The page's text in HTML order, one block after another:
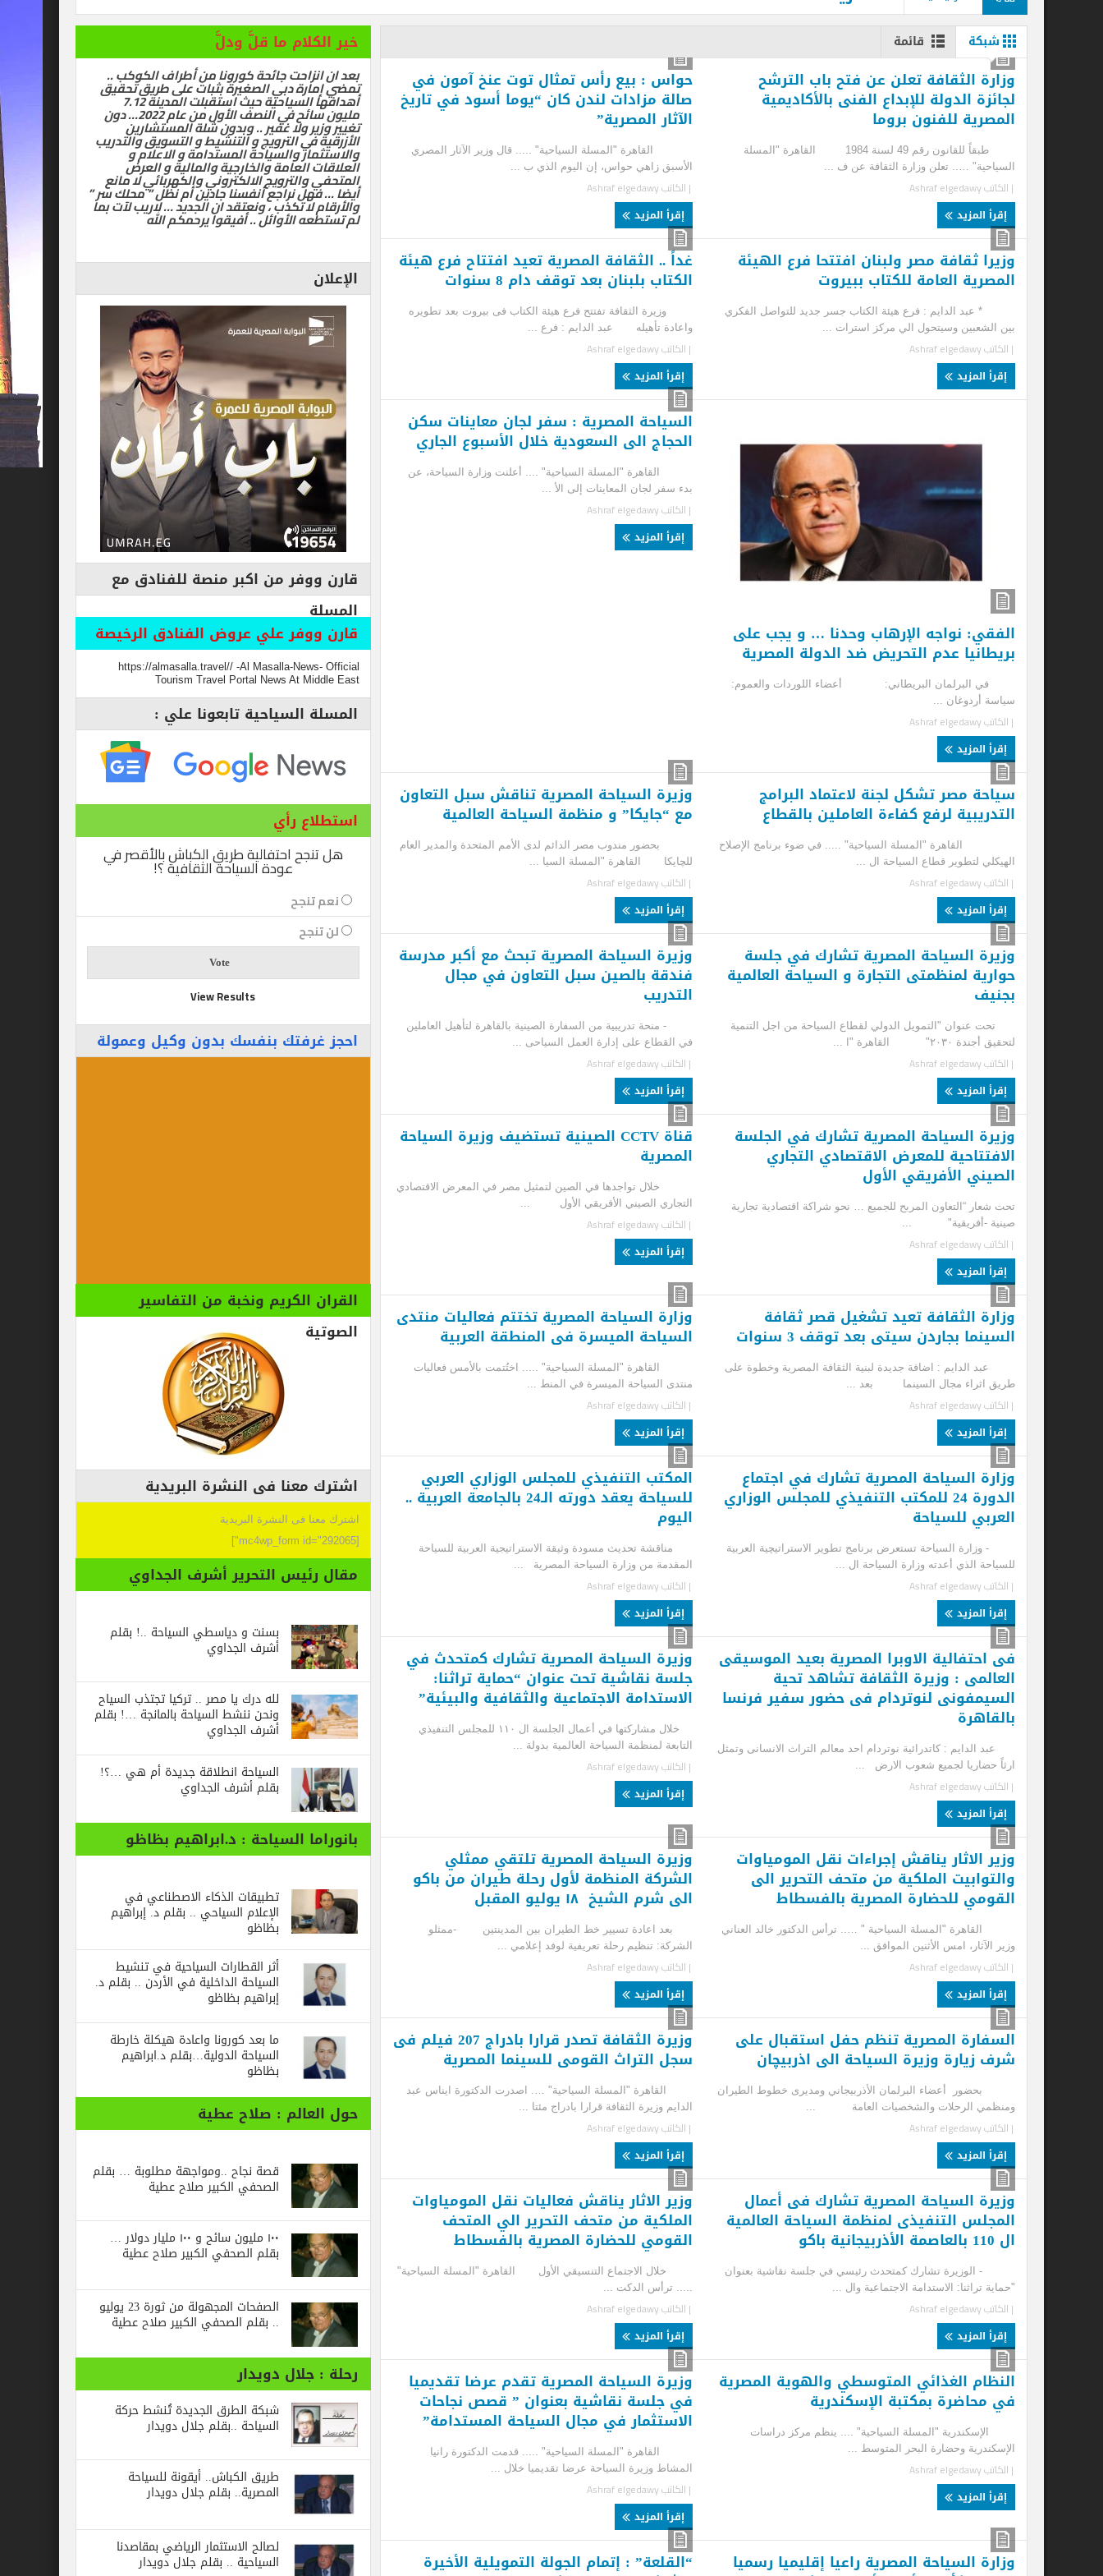
قائمة
وزارة الثقافة تعلن عن فتح باب الترشح
لجائزة الدولة للإبداع الفنى بالأكاديمية
المصرية للفنون بروما
طبقاً للقانون رقم 49 لسنة 1984 القاهرة "المسلة
السياحية" ….. تعلن وزارة الثقافة عن ف ...
Ashraf elgedawy
حواس : بيع رأس تمثال توت عنخ آمون في
صالة مزادات لندن كان “يوما أسود في تاريخ
الآثار المصرية”
القاهرة "المسلة السياحية" ..... قال وزير الآثار المصري
الأسبق زاهي حواس، إن اليوم الذي ب ...
Ashraf elgedawy
وزيرا ثقافة مصر ولبنان افتتحا فرع الهيئة
المصرية العامة للكتاب ببيروت
* عبد الدايم : فرع هيئة الكتاب جسر جديد للتواصل الفكري
بين الشعبين وسيتحول الي مركز استرات ...
Ashraf elgedawy
غداً .. الثقافة المصرية تعيد افتتاح فرع هيئة
الكتاب بلبنان بعد توقف دام 8 سنوات
وزيرة الثقافة تفتتح فرع هيئة الكتاب فى بيروت بعد تطويره
واعادة تأهيله عبد الدايم : فرع ...
Ashraf elgedawy
الفقي: نواجه الإرهاب وحدنا … و يجب على
بريطانيا عدم التحريض ضد الدولة المصرية
في البرلمان البريطاني: أعضاء اللوردات والعموم:
سياسة أردوغان ...
Ashraf elgedawy
السياحة المصرية : سفر لجان معاينات سكن
الحجاج الى السعودية خلال الأسبوع الجاري
القاهرة "المسلة السياحية" .... أعلنت وزارة السياحة، عن
بدء سفر لجان المعاينات إلى الأ ...
Ashraf elgedawy
سياحة مصر تشكل لجنة لاعتماد البرامج
التدريبية لرفع كفاءة العاملين بالقطاع
القاهرة "المسلة السياحية" ..... في ضوء برنامج الإصلاح
الهيكلي لتطوير قطاع السياحة ال ...
Ashraf elgedawy
وزيرة السياحة المصرية تناقش سبل التعاون
مع “جايكا” و منظمة السياحة العالمية
بحضور مندوب مصر الدائم لدى الأمم المتحدة والمدير العام
للچايكا القاهرة "المسلة السيا ...
Ashraf elgedawy
وزيرة السياحة المصرية تشارك في جلسة
حوارية لمنظمتى التجارة و السياحة العالمية
تحت عنوان "التمويل الدولي لقطاع السياحة من اجل التنمية
لتحقيق أجندة ٢٠٣٠" القاهرة "ا ...
Ashraf elgedawy
وزيرة السياحة المصرية تبحث مع أكبر مدرسة
فندقة بالصين سبل التعاون في مجال
- منحة تدريبية من السفارة الصينية بالقاهرة لتأهيل العاملين
في القطاع على إدارة العمل السياحى ...
Ashraf elgedawy
وزيرة السياحة المصرية تشارك في الجلسة
الافتتاحية للمعرض الاقتصادي التجاري
الصيني الأفريقي الأول
تحت شعار “التعاون المربح للجميع … نحو شراكة اقتصادية تجارية
صينية -أفريقية" ...
Ashraf elgedawy
قناة CCTV الصينية تستضيف وزيرة السياحة
خلال تواجدها في الصين لتمثيل مصر في المعرض الاقتصادي
التجاري الصيني الأفريقي الأول ...
Ashraf elgedawy
وزارة الثقافة تعيد تشغيل قصر ثقافة
السينما بجاردن سيتى بعد توقف 3 سنوات
عبد الدايم : اضافة جديدة لبنية الثقافة المصرية وخطوة على
طريق اثراء مجال السينما بعد ...
Ashraf elgedawy
وزارة السياحة المصرية تختتم فعاليات منتدى
السياحة الميسرة فى المنطقة العربية
القاهرة "المسلة السياحية" ..... اختُتمت بالأمس فعاليات
منتدى السياحة الميسرة في المنط ...
Ashraf elgedawy
وزارة السياحة المصرية تشارك في اجتماع
الدورة 24 للمكتب التنفيذي للمجلس الوزاري
العربي للسياحة
- وزارة السياحة تستعرض برنامج تطوير الاستراتيچية العربية
للسياحة الذي أعدته وزارة السياحة ال ...
Ashraf elgedawy
المكتب التنفيذي للمجلس الوزاري العربي
للسياحة يعقد دورته الـ24 بالجامعة العربية ..
اليوم
مناقشة تحديث مسودة وثيقة الاستراتيجية العربية للسياحة
المقدمة من وزارة السياحة المصرية ...
Ashraf elgedawy
فى احتفالية الاوبرا المصرية بعيد الموسيقى
العالمى : وزيرة الثقافة تشاهد تحية
السيمفونى لنوتردام فى حضور سفير فرنسا
بالقاهرة
عبد الدايم : كاتدرائية نوتردام احد معالم التراث الانسانى وتمثل
ارثاً حضاريا لجميع شعوب الارض ...
Ashraf elgedawy
وزيرة السياحة المصرية تشارك كمتحدث في
جلسة نقاشية تحت عنوان “حماية تراثنا:
الاستدامة الاجتماعية والثقافية والبيئية”
خلال مشاركتها في أعمال الجلسة ال ١١٠ للمجلس التنفيذي
التابعة لمنظمة السياحة العالمية بدولة ...
Ashraf elgedawy
وزير الاثار يناقش إجراءات نقل المومياوات
والتوابيت الملكية من متحف التحرير الى
القومي للحضارة المصرية بالفسطاط
القاهرة "المسلة السياحية " ….. ترأس الدكتور خالد العناني
وزير الآثار، امس الأثنين الموافق ...
Ashraf elgedawy
وزيرة السياحة المصرية تلتقي ممثلي
الشركة المنظمة لأول رحلة طيران من باكو
الى شرم الشيخ ١٨ يوليو المقبل
بعد اعادة تسيير خط الطيران بين المدينتين -ممثلو
الشركة: تنظيم رحلة تعريفية لوفد إعلامي ...
Ashraf elgedawy
السفارة المصرية تنظم حفل استقبال على
شرف زيارة وزيرة السياحة الى اذربيچان
بحضور أعضاء البرلمان الأذربيجاني ومديرى خطوط الطيران
ومنظمي الرحلات والشخصيات العامة ...
Ashraf elgedawy
وزيرة الثقافة تصدر قرارا بادراج 207 فيلم فى
سجل التراث القومى للسينما المصرية
القاهرة "المسلة السياحية" …. اصدرت الدكتورة ايناس عبد
الدايم وزيرة الثقافة قرارا بادراج مئتا ...
Ashraf elgedawy
وزيرة السياحة المصرية تشارك فى أعمال
المجلس التنفيذى لمنظمة السياحة العالمية
- الوزيرة تشارك كمتحدث رئيسي في جلسة نقاشية بعنوان
"حماية تراثنا: الاستدامة الاجتماعية وال ...
Ashraf elgedawy
وزير الاثار يناقش فعاليات نقل المومياوات
الملكية من متحف التحرير الي المتحف
القومي للحضارة المصرية بالفسطاط
خلال الاجتماع التنسيقي الأول القاهرة "المسلة السياحية"
..... ترأس الدكت ...
Ashraf elgedawy
النظام الغذائي المتوسطي والهوية المصرية
في محاضرة بمكتبة الإسكندرية
الإسكندرية "المسلة السياحية" .... ينظم مركز دراسات
الإسكندرية وحضارة البحر المتوسط ...
Ashraf elgedawy
وزيرة السياحة المصرية تقدم عرضا تقديميا
في جلسة نقاشية بعنوان ” قصص نجاحات
الاستثمار في مجال السياحة المستدامة”
القاهرة "المسلة السياحية" ..... قدمت الدكتورة رانيا
المشاط وزيرة السياحة عرضا تقديميا خلال ...
Ashraf elgedawy
وزارة السياحة المصرية راعيا إقليميا رسميا “القلعة” : إتمام الجولة التمويلية الأخيرة
خير الكلام ما قلَّ ودلَّ
بعد ان انزاحت جائحة كورونا من أطراف الكوكب ..
تمضي إمارة دبي الصغيرة بثبات على طريق تحقيق
أهدافها السياحية حيث استقبلت المدينة 7.12
مليون سائح في النصف الأول من عام 2022… دون
تغيير وزير ولا غفير .. وبدون شلة المستشارين
الأزرقية في الترويج و التنشيط و التسويق والتدريب
والاستثمار والسياحة المستدامة و الاعلام و
العلاقات العامة والخارجية والمالية و العرض
المتحفي والترويج الالكتروني والكهربائي لا مانع
أيضا … فهل نراجع أنفسنا جادين أم نظل ” محلك سر ”
والأرقام لا تكذب ، ونعتقد ان الجديد … لاريب لآت بما
لم تستطعه الأوائل .. أفيقوا يرحمكم الله
قارن ووفر من اكبر منصة للفنادق مع
المسلة
قارن ووفر علي عروض الفنادق الرخيصة
https://almasalla.travel// -Al Masalla-News- Official
Tourism Travel Portal News At Middle East
المسلة السياحية تابعونا علي :
استطلاع رأي
هل تنجح احتفالية طريق الكباش بالأقصر في
عودة السياحة الثقافية ؟!
نعم تنجح
لن تنجح
View Results
احجز غرفتك بنفسك بدون وكيل وعمولة
القران الكريم ونخبة من التفاسير
الصوتية
اشترك معنا فى النشرة البريدية
اشترك معنا فى النشرة البريدية
مقال رئيس التحرير أشرف الجداوي
بسنت و دياسطي السياحة ..! بقلم
أشرف الجداوي
لله درك يا مصر .. تركيا تجتذب السياح
ونحن ننشط السياحة بالمانجة …! بقلم
أشرف الجداوي
السياحة انطلاقة جديدة أم هي …؟!
بقلم أشرف الجداوي
بانوراما السياحة : د.ابراهيم بظاظو
تطبيقات الذكاء الاصطناعي في
الإعلام السياحي .. بقلم د. إبراهيم
بظاظو
أثر القطارات السياحية في تنشيط
السياحة الداخلية في الأردن .. بقلم د.
إبراهيم بظاظو
ما بعد كورونا واعادة هيكلة خارطة
السياحة الدولية…بقلم د.ابراهيم
بظاظو
حول العالم : صلاح عطية
قصة نجاح ..ومواجهة مطلوبة … بقلم
الصحفي الكبير صلاح عطية
١٠٠ مليون سائح و ١٠٠ مليار دولار …
بقلم الصحفي الكبير صلاح عطية
الصفحات المجهولة من ثورة 23 يوليو
.. بقلم الصحفي الكبير صلاح عطية
رحلة : جلال دويدار
شبكة الطرق الجديدة تُنشط حركة
السياحة ..بقلم جلال دويدار
طريق الكباش.. أيقونة للسياحة
المصرية.. بقلم جلال دويدار
لصالح الاستثمار الرياضي بمقاصدنا
السياحية .. بقلم جلال دويدار